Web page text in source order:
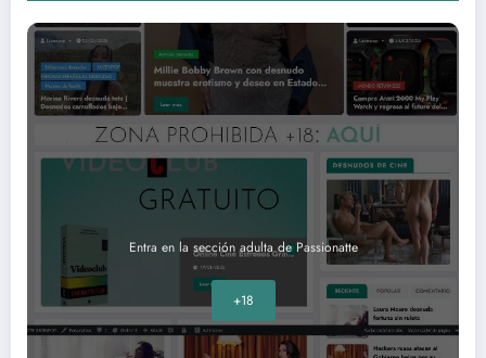
Entra en la sección adulta de Passionatte
+18